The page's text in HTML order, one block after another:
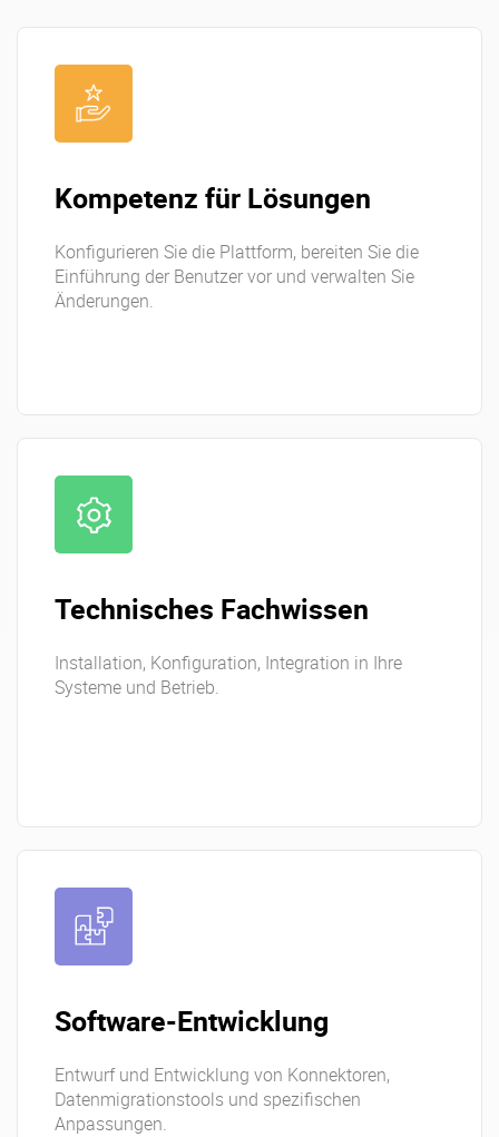
Kompetenz für Lösungen
Konfigurieren Sie die Plattform, bereiten Sie die
Einführung der Benutzer vor und verwalten Sie
Änderungen.
Technisches Fachwissen
Installation, Konfiguration, Integration in Ihre
Systeme und Betrieb.
Software-Entwicklung
Entwurf und Entwicklung von Konnektoren,
Datenmigrationstools und spezifischen
Anpassungen.